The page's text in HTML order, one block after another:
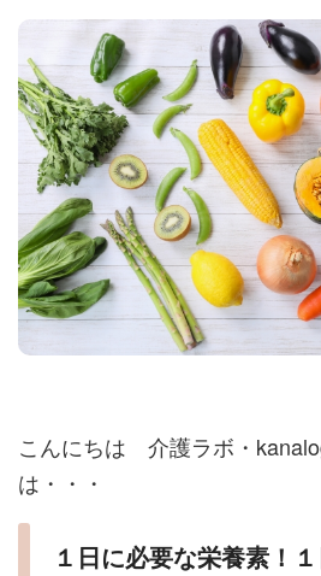
こんにちは 介護ラボ・
は・・・
１日に必要な栄養素！